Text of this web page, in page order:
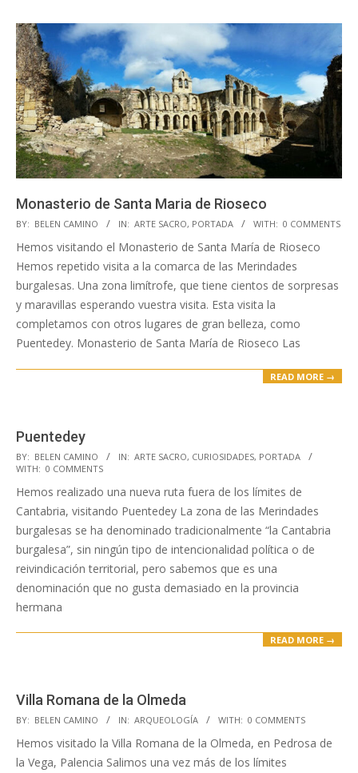
Monasterio de Santa Maria de Rioseco
2018-
11-
09
BY: BELEN CAMINO IN: ARTE SACRO, PORTADA WITH: 0 COMMENTS
Hemos visitando el Monasterio de Santa María de Rioseco
Hemos repetido visita a la comarca de las Merindades
burgalesas. Una zona limítrofe, que tiene cientos de sorpresas
y maravillas esperando vuestra visita. Esta visita la
completamos con otros lugares de gran belleza, como
Puentedey. Monasterio de Santa María de Rioseco Las
READ MORE →
Puentedey
2018-
11-
09
BY: BELEN CAMINO IN: ARTE SACRO, CURIOSIDADES, PORTADA
WITH: 0 COMMENTS
Hemos realizado una nueva ruta fuera de los límites de
Cantabria, visitando Puentedey La zona de las Merindades
burgalesas se ha denominado tradicionalmente “la Cantabria
burgalesa”, sin ningún tipo de intencionalidad política o de
reivindicación territorial, pero sabemos que es una
denominación que no gusta demasiado en la provincia
hermana
READ MORE →
Villa Romana de la Olmeda
2018-
11-
09
BY: BELEN CAMINO IN: ARQUEOLOGÍA WITH: 0 COMMENTS
Hemos visitado la Villa Romana de la Olmeda, en Pedrosa de
la Vega, Palencia Salimos una vez más de los límites